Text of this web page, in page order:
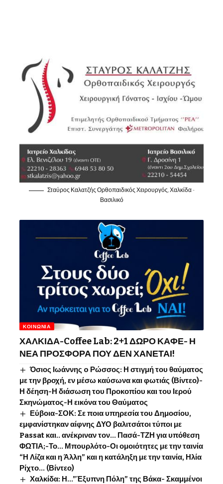
Σταύρος Καλατζής Ορθοπαιδικός Χειρουργός, Χαλκίδα -
Βασιλικό
ΚΟΙΝΩΝΊΑ
ΧΑΛΚΙΔΑ-Coffee Lab: 2+1 ΔΩΡΟ ΚΑΦΕ- Η
ΝΕΑ ΠΡΟΣΦΟΡΑ ΠΟΥ ΔΕΝ ΧΑΝΕΤΑΙ!
Όσιος Ιωάννης o Ρώσσος: Η στιγμή του θαύματος
με την βροχή, εν μέσω καύσωνα και φωτιάς (Βίντεο)-
Η δέηση-Η διάσωση του Προκοπίου και του Ιερού
Σκηνώματος-Η εικόνα του Θαύματος
Εύβοια-ΣΟΚ: Σε ποια υπηρεσία του Δημοσίου,
εμφανίστηκαν αίφνης ΔΥΟ βαλιτσάτοι τύποι με
Passat και.. ανέκριναν τον… Πασά-ΤΖΗ για υπόθεση
ΦΩΤΙΑ;-Το… Μπουρλότο-Οι ομοιότητες με την ταινία
“Η Λίζα και η Άλλη” και η κατάληξη με την ταινία, Ηλία
Ρίχτο… (Βίντεο)
Χαλκίδα: Η…”Έξυπνη Πόλη” της Βάκα- Σκαμμένοι